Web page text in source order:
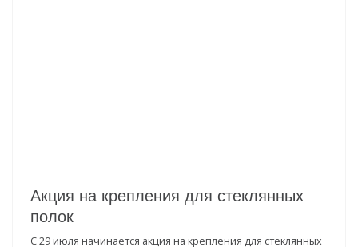
Акция на крепления для стеклянных
полок
С 29 июля начинается акция на крепления для стеклянных